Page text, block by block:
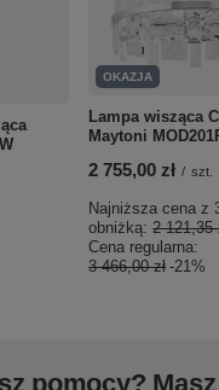
OKAZJA
Lampa wisząca
Maytoni
2 755,00 zł / szt.
Najniższa cena z
obniżką:2 121,35
Cena regularna:
3 466,00 zł -21%
pomocy?